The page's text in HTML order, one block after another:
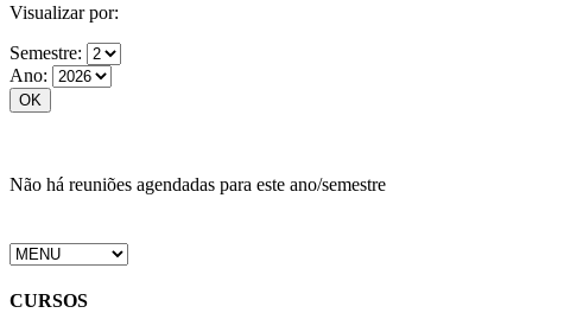
Visualizar por:
Semestre:
Ano:
Não há reuniões agendadas para este ano/semestre
CURSOS